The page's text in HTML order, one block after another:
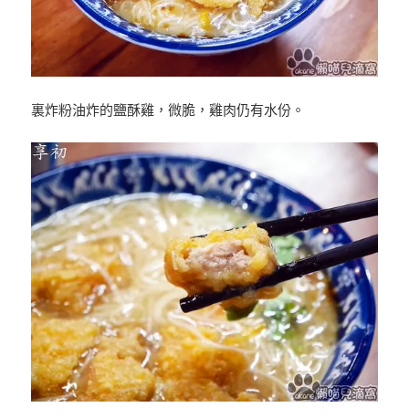
裏炸粉油炸的鹽酥雞，微脆，雞肉仍有水份。